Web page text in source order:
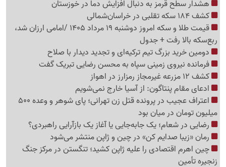
هشدار سطح قرمز به دنبال افزایش دما در خوزستان
کشف 184 سکه تقلبی در خراسان‌شمالی
قیمت طلا و سکه امروز دوشنبه 19 مرداد 1405 /امامی ارزان شد،
ربع‌سکه بالا رفت + جدول
دومین خرید بزرگ تیم ترکیه‌ای و تجدید دیدار با صلاح
فرمانده نیروی زمینی سپاه به محسن رضایی تبریک گفت
کشف 12 مزرعه غیرمجاز رمزارز در اهواز
ادعای مقام پنتاگون: از آسیا خارج نمی‌شویم
اعتراف عجیب در پرونده قتل زن تهرانی؛ پای شوهر و وعده 500
میلیون تومان در میان بود
رضایی در شعام؛ یک جابه‌جایی یا آغاز یک بازآرایی راهبردی؟
رمان «زیبا صدایم کن» در چین و ژاپن منتشر می‌شود
چین اهرم اقتصادی را علیه ژاپن کشید؛ تنگستن در مرکز جنگ
زنجیره تأمین